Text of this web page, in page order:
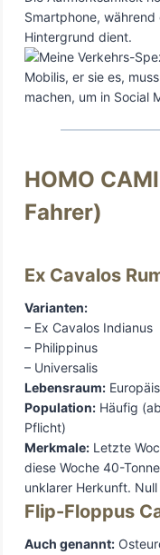
Smartphone,
Hintergrund dient.
HOMO
Fahrer)
Ex Cavalos
Varianten:
– Ex Cavalos Indianus
– Philippinus
– Universalis
Lebensraum:
Population: Häufig
Pflicht)
Merkmale: Letzte
diese Woche 40-
unklarer Herkunft.
Flip-Floppus
Auch genannt: